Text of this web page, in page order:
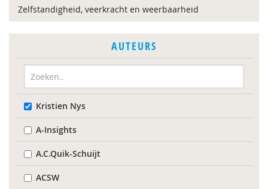
Zelfstandigheid, veerkracht en weerbaarheid
AUTEURS
Kristien Nys
A-Insights
A.C.Quik-Schuijt
ACSW